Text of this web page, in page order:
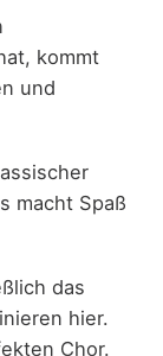
kommt
und
macht Spaß
das
hier.
Chor.